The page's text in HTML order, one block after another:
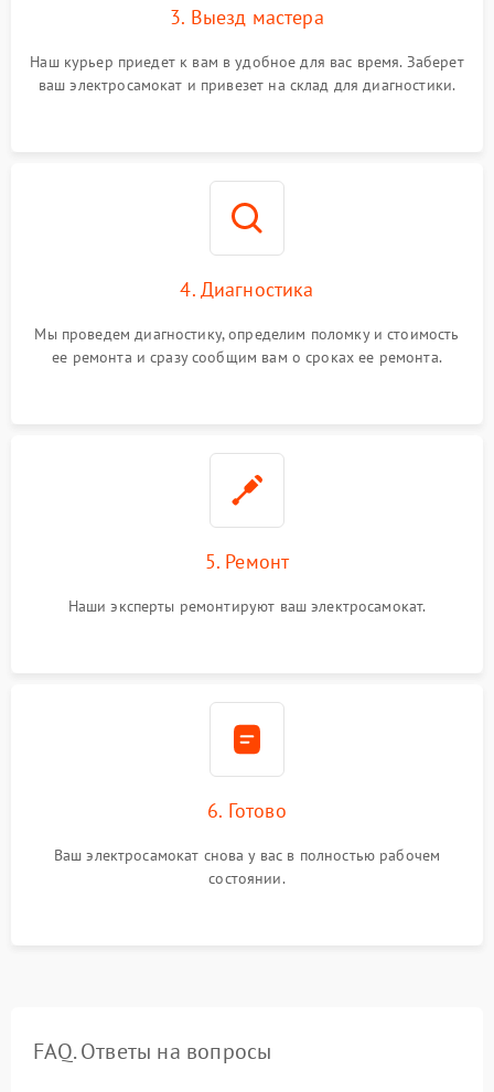
3. Выезд мастера
Наш курьер приедет к вам в удобное для вас время. Заберет
ваш электросамокат и привезет на склад для диагностики.
4. Диагностика
Мы проведем диагностику, определим поломку и стоимость
ее ремонта и сразу сообщим вам о сроках ее ремонта.
5. Ремонт
Наши эксперты ремонтируют ваш электросамокат.
6. Готово
Ваш электросамокат снова у вас в полностью рабочем
состоянии.
FAQ. Ответы на вопросы